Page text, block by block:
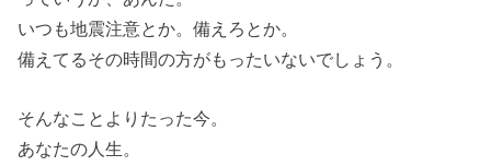
いつも地震注意とか。備えろとか。
備えてるその時間の方がもったいないでしょう。
そんなことよりたった今。
あなたの人生。